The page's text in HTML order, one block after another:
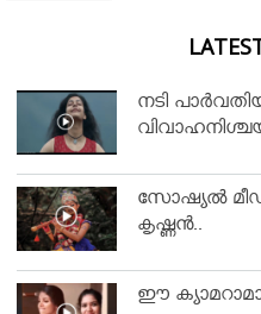
നടി
സോഷ്യൽ
കൃഷ്ണൻ..
ഈ